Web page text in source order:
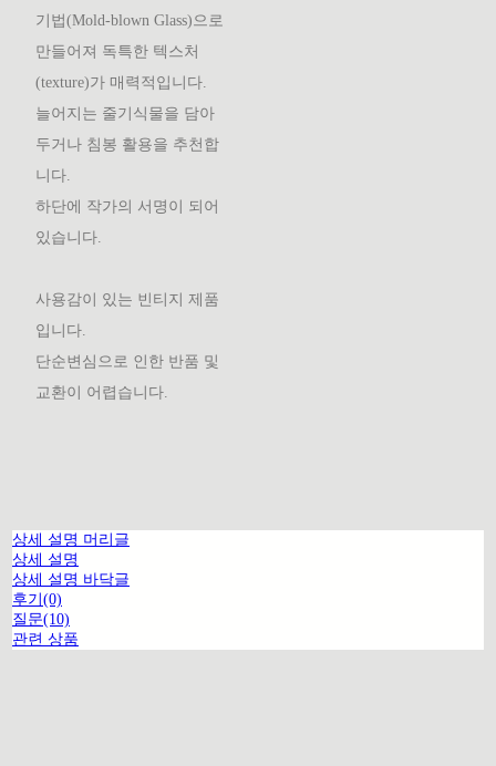
기법(Mold-blown Glass)으로
만들어져 독특한 텍스처
(texture)가 매력적입니다.
늘어지는 줄기식물을 담아
두거나 침봉 활용을 추천합
니다.
하단에 작가의 서명이 되어
있습니다.
사용감이 있는 빈티지 제품
입니다.
단순변심으로 인한 반품 및
교환이 어렵습니다.
상세 설명 머리글
상세 설명
상세 설명 바닥글
후기(0)
질문(10)
관련 상품